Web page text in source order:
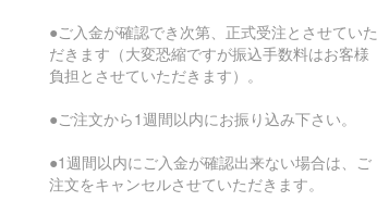
●ご入金が確認でき次第、正式受注とさせていた
だきます（大変恐縮ですが振込手数料はお客様
負担とさせていただきます）。
●ご注文から1週間以内にお振り込み下さい。
●1週間以内にご入金が確認出来ない場合は、ご
注文をキャンセルさせていただきます。